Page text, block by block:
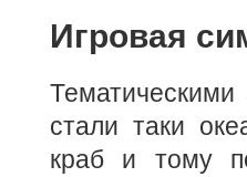
Игровая
стали таки
краб и тому